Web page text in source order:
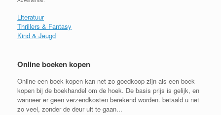
Literatuur
Thrillers & Fantasy
Kind & Jeugd
Online boeken kopen
Online een boek kopen kan net zo goedkoop zijn als een boek
kopen bij de boekhandel om de hoek. De basis prijs is gelijk, en
wanneer er geen verzendkosten berekend worden. betaald u net
zo veel, zonder de deur uit te gaan...